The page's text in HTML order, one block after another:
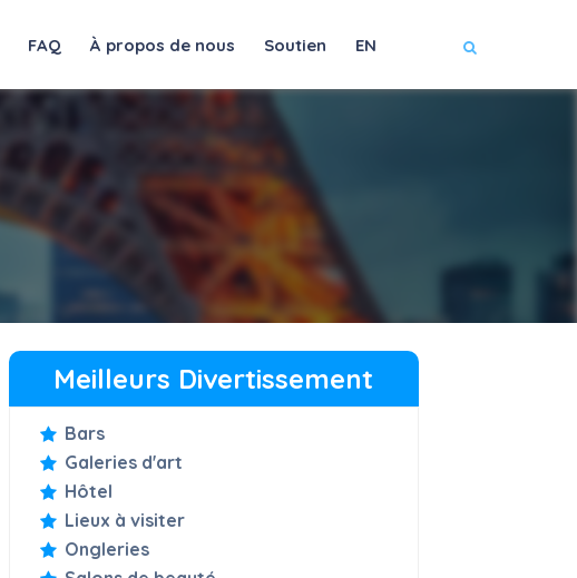
FAQ À propos de nous Soutien EN
Meilleurs Divertissement
Bars
Galeries d'art
Hôtel
Lieux à visiter
Ongleries